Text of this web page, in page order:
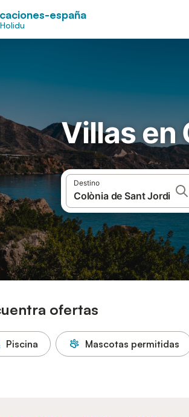
españa
Villas en
Destino
ofertas
Piscina Mascotas permitidas